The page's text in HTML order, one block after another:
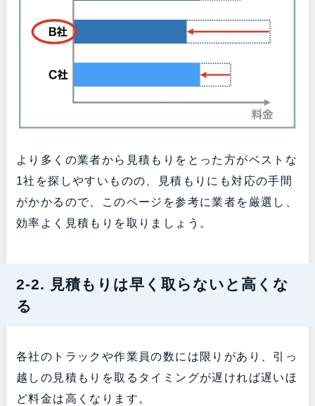
より多くの業者から見積もりをとった方がベストな
1社を探しやすいものの、見積もりにも対応の手間
がかかるので、このページを参考に業者を厳選し、
効率よく見積もりを取りましょう。
2-2. 見積もりは早く取らないと高くな
る
各社のトラックや作業員の数には限りがあり、引っ
越しの見積もりを取るタイミングが遅ければ遅いほ
ど料金は高くなります。